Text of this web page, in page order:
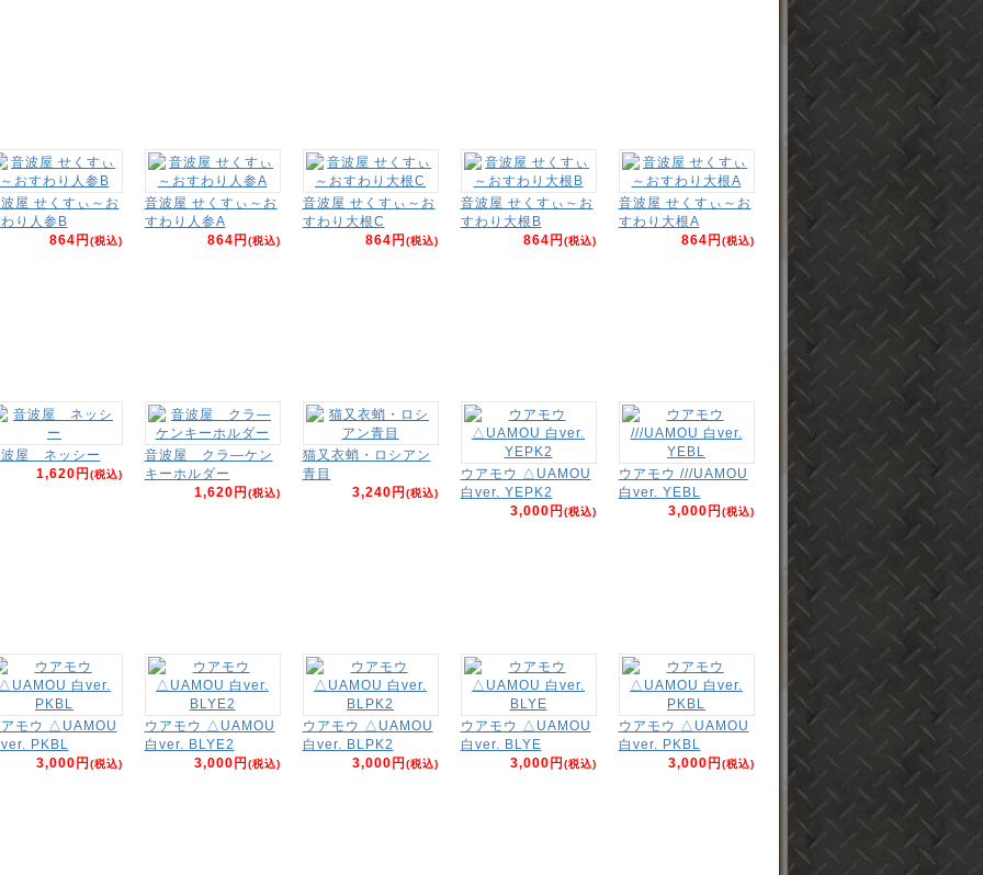
屋 せくすぃ～お
り人参B
864円(税込)
音波屋 せくすぃ～お
すわり人参A
864円(税込)
音波屋 せくすぃ～お
すわり大根C
864円(税込)
音波屋 せくすぃ～お
すわり大根B
864円(税込)
音波屋 せくすぃ～お
すわり大根A
864円(税込)
屋 ネッシー
1,620円(税込)
音波屋 クラ―ケン
キーホルダー
1,620円(税込)
猫又衣蛸・ロシアン
青目
3,240円(税込)
ウアモウ △UAMOU
白ver. YEPK2
3,000円(税込)
ウアモウ ///UAMOU
白ver. YEBL
3,000円(税込)
モウ △UAMOU
PKBL
3,000円(税込)
ウアモウ △UAMOU
白ver. BLYE2
3,000円(税込)
ウアモウ △UAMOU
白ver. BLPK2
3,000円(税込)
ウアモウ △UAMOU
白ver. BLYE
3,000円(税込)
ウアモウ △UAMOU
白ver. PKBL
3,000円(税込)